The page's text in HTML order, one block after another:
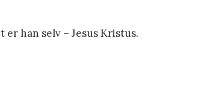
er han selv – Jesus Kristus.